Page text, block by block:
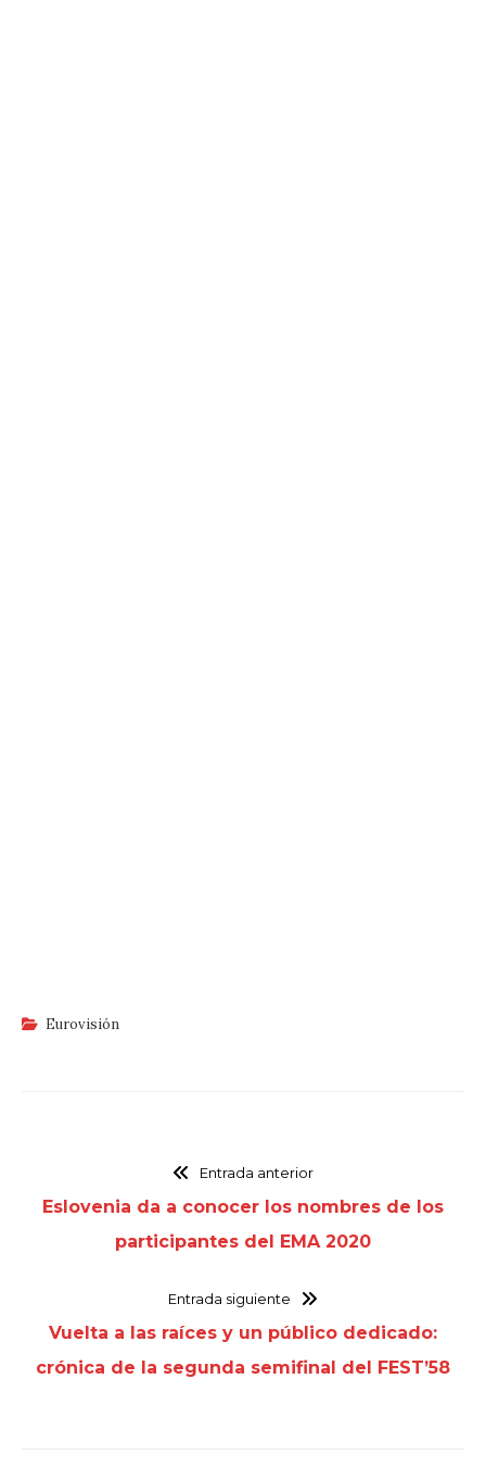
Eurovisión
Entrada anterior
Eslovenia da a conocer los nombres de los
participantes del EMA 2020
Entrada siguiente
Vuelta a las raíces y un público dedicado:
crónica de la segunda semifinal del FEST’58